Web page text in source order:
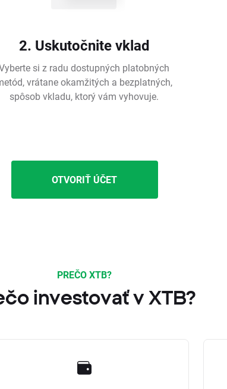
2. Uskutočnite vklad
si z radu dostupných platobných
vrátane okamžitých a bezplatných,
spôsob vkladu, ktorý vám vyhovuje.
OTVORIŤ ÚČET
PREČO XTB?
investovať v XTB?